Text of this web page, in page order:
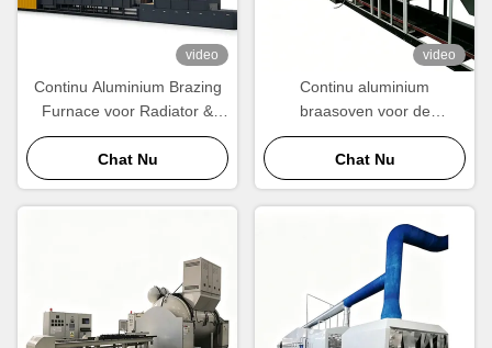
video
Continu Aluminium Brazing
Furnace voor Radiator &
Condenser Manufacturing
Chat Nu
video
Continu aluminium
braasoven voor de
vervaardiging van
radiatoren, condensatoren
en warmtewisselaars
Chat Nu